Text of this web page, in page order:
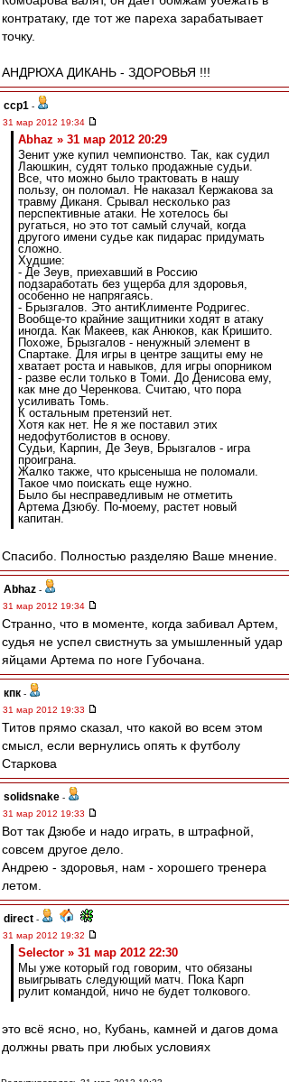
контратаку, где тот же пареха зарабатывает
точку.
АНДРЮХА ДИКАНЬ - ЗДОРОВЬЯ !!!
ccp1 -
31 мар 2012 19:34
Abhaz » 31 мар 2012 20:29
Зенит уже купил чемпионство. Так, как судил
Лаюшкин, судят только продажные судьи.
Все, что можно было трактовать в нашу
пользу, он поломал. Не наказал Кержакова за
травму Диканя. Срывал несколько раз
перспективные атаки. Не хотелось бы
ругаться, но это тот самый случай, когда
другого имени судье как пидарас придумать
сложно.
Худшие:
- Де Зеув, приехавший в Россию
подзаработать без ущерба для здоровья,
особенно не напрягаясь.
- Брызгалов. Это антиКлименте Родригес.
Вообще-то крайние защитники ходят в атаку
иногда. Как Макеев, как Анюков, как Кришито.
Похоже, Брызгалов - ненужный элемент в
Спартаке. Для игры в центре защиты ему не
хватает роста и навыков, для игры опорником
- разве если только в Томи. До Денисова ему,
как мне до Черенкова. Считаю, что пора
усиливать Томь.
К остальным претензий нет.
Хотя как нет. Не я же поставил этих
недофутболистов в основу.
Судьи, Карпин, Де Зеув, Брызгалов - игра
проиграна.
Жалко также, что крысеныша не поломали.
Такое чмо поискать еще нужно.
Было бы несправедливым не отметить
Артема Дзюбу. По-моему, растет новый
капитан.
Спасибо. Полностью разделяю Ваше мнение.
Abhaz -
31 мар 2012 19:34
Странно, что в моменте, когда забивал Артем,
судья не успел свистнуть за умышленный удар
яйцами Артема по ноге Губочана.
кпк -
31 мар 2012 19:33
Титов прямо сказал, что какой во всем этом
смысл, если вернулись опять к футболу
Старкова
solidsnake -
31 мар 2012 19:33
Вот так Дзюбе и надо играть, в штрафной,
совсем другое дело.
Андрею - здоровья, нам - хорошего тренера
летом.
direct -
31 мар 2012 19:32
Selector » 31 мар 2012 22:30
Мы уже который год говорим, что обязаны
выигрывать следующий матч. Пока Карп
рулит командой, ничо не будет толкового.
это всё ясно, но, Кубань, камней и дагов дома
должны рвать при любых условиях